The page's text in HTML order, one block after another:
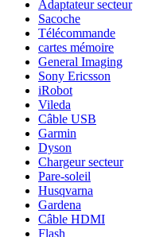
Adaptateur secteur
Sacoche
Télécommande
cartes mémoire
General Imaging
Sony Ericsson
iRobot
Vileda
Câble USB
Garmin
Dyson
Chargeur secteur
Pare-soleil
Husqvarna
Gardena
Câble HDMI
Flash